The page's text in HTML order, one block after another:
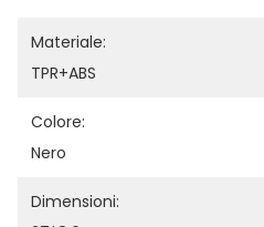
Materiale:
TPR+ABS
Colore:
Nero
Dimensioni: